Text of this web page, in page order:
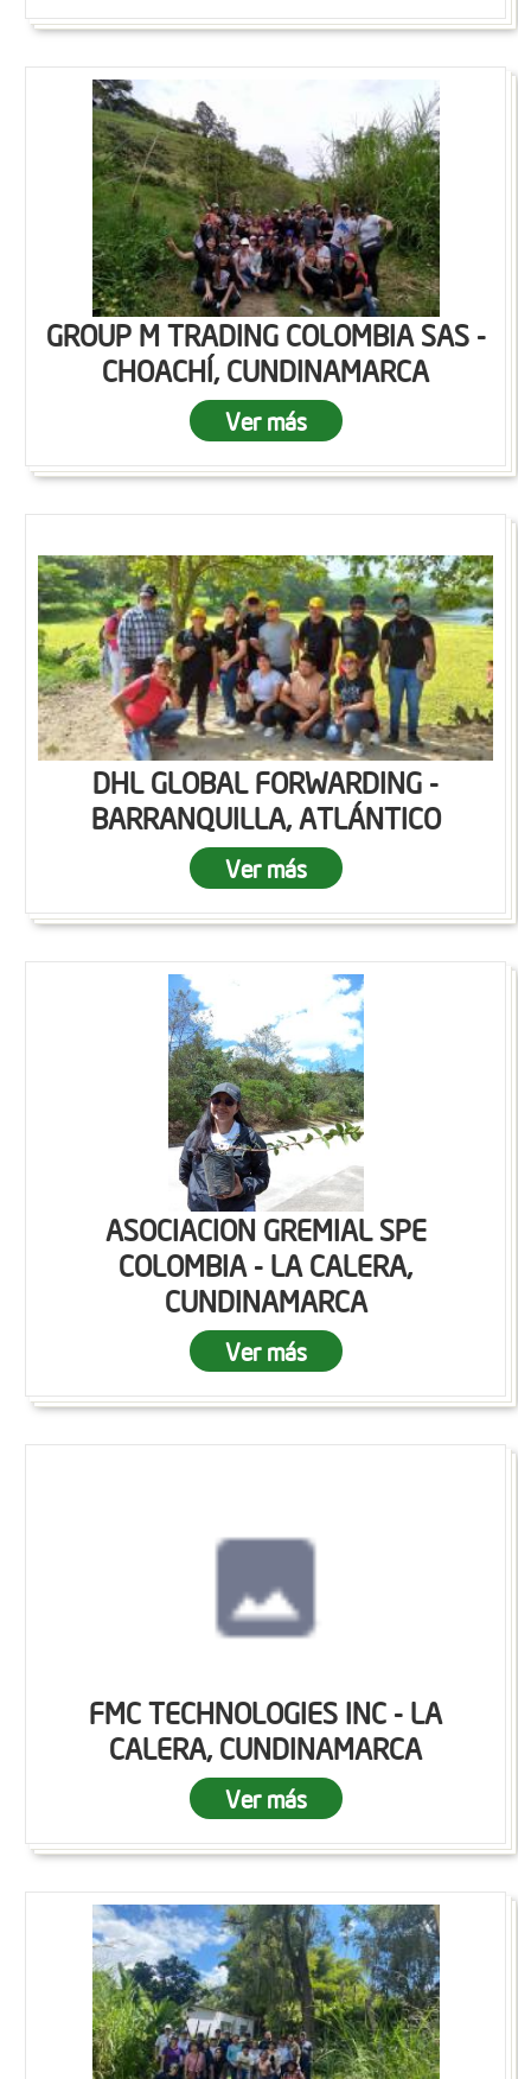
GROUP M TRADING COLOMBIA SAS -
CHOACHÍ, CUNDINAMARCA
Ver más
DHL GLOBAL FORWARDING -
BARRANQUILLA, ATLÁNTICO
Ver más
ASOCIACION GREMIAL SPE
COLOMBIA - LA CALERA,
CUNDINAMARCA
Ver más
FMC TECHNOLOGIES INC - LA
CALERA, CUNDINAMARCA
Ver más